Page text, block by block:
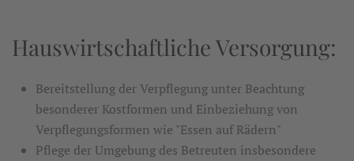
Hauswirtschaftliche Versorgung:
Bereitstellung der Verpflegung unter Beachtung
besonderer Kostformen und Einbeziehung von
Verpflegungsformen wie "Essen auf Rädern"
Pflege der Umgebung des Betreuten insbesondere